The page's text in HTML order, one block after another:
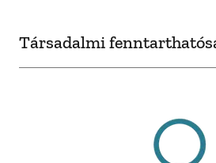
Társadalmi